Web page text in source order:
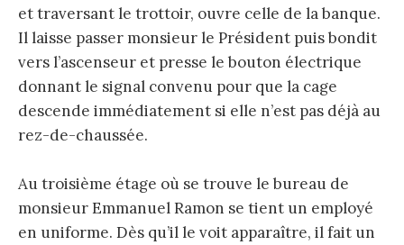
et traversant le trottoir, ouvre celle de la banque.
Il laisse passer monsieur le Président puis bondit
vers l’ascenseur et presse le bouton électrique
donnant le signal convenu pour que la cage
descende immédiatement si elle n’est pas déjà au
rez-de-chaussée.
Au troisième étage où se trouve le bureau de
monsieur Emmanuel Ramon se tient un employé
en uniforme. Dès qu’il le voit apparaître, il fait un